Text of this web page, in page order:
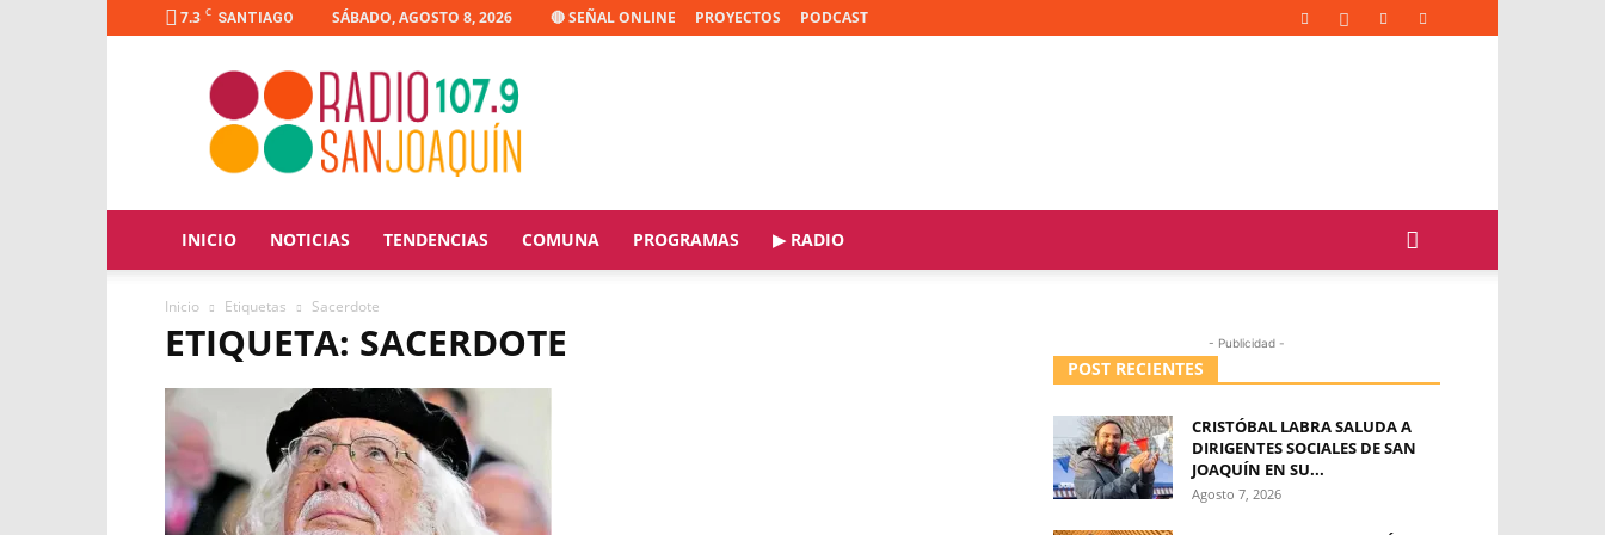
7.3 C SANTIAGO SÁBADO, AGOSTO 8, 2026 🔴 SEÑAL ONLINE PROYECTOS PODCAST
Radio
Joaquín
INICIO NOTICIAS TENDENCIAS COMUNA PROGRAMAS ▶ RADIO
Inicio Etiquetas Sacerdote
ETIQUETA: SACERDOTE - Publicidad -
POST RECIENTES
CRISTÓBAL LABRA SALUDA A
DIRIGENTES SOCIALES DE SAN
JOAQUÍN EN SU...
Agosto 7, 2026